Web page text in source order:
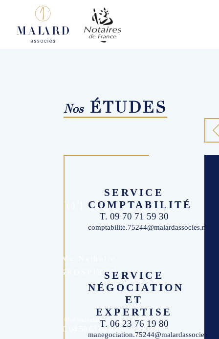
Nos ÉTUDES
NOTAIRE
Me Nathalie
GROSPIRON
accueil.74069@malardassocies.notaires.fr
T. 04 58 63 00 00
SERVICE
COMPTABILITÉ
T. 09 70 71 59 30
SERVICE
NÉGOCIATION
ET
EXPERTISE
T. 06 23 76 19 80